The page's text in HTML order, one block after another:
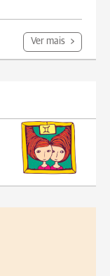
Ver mais